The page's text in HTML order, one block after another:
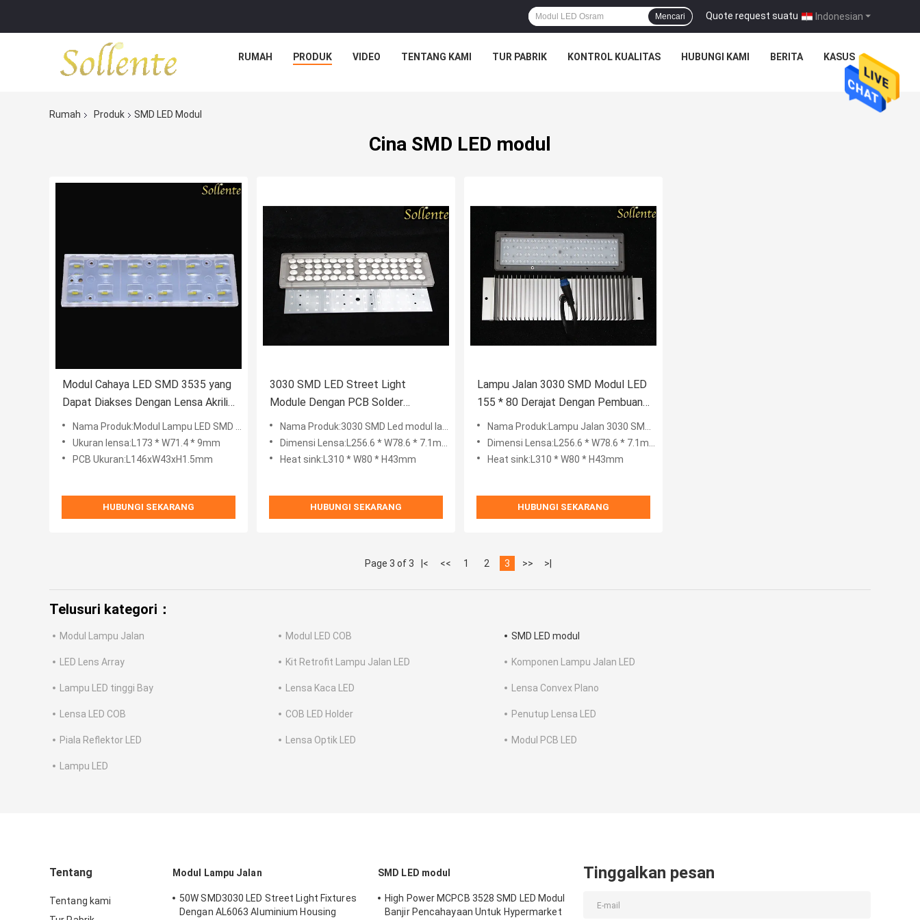
Indonesian
Quote request suatu |
Mencari
RUMAH PRODUK VIDEO TENTANG KAMI TUR PABRIK KONTROL KUALITAS HUBUNGI KAMI BERITA KASUS
Rumah Produk SMD LED Modul
Cina SMD LED modul
Modul Cahaya LED SMD 3535 yang
Dapat Diakses Dengan Lensa Akrilik
dengan Efisiensi Optik Tinggi
Nama Produk:Modul Lampu LED SMD 3535 yang Dapat Diakses dengan Lensa Optik Efisiensi Optik Tinggi
Ukuran lensa:L173 * W71.4 * 9mm
PCB Ukuran:L146xW43xH1.5mm
HUBUNGI SEKARANG
3030 SMD LED Street Light
Module Dengan PCB Solder
Lumileds LED
Nama Produk:3030 SMD Led modul lampu jalan dengan PCB solder Lumileds Led
Dimensi Lensa:L256.6 * W78.6 * 7.1mm
Heat sink:L310 * W80 * H43mm
HUBUNGI SEKARANG
Lampu Jalan 3030 SMD Modul LED
155 * 80 Derajat Dengan Pembuang
Panas 56W
Nama Produk:Lampu Jalan 3030 SMD Modul LED 155 * 80 Derajat Dengan Pembuang Panas 56W
Dimensi Lensa:L256.6 * W78.6 * 7.1mm
Heat sink:L310 * W80 * H43mm
HUBUNGI SEKARANG
Page 3 of 3 |< << 1 2 3 >> >|
Telusuri kategori：
Modul Lampu Jalan Modul LED COB SMD LED modul
LED Lens Array Kit Retrofit Lampu Jalan LED Komponen Lampu Jalan LED
Lampu LED tinggi Bay Lensa Kaca LED Lensa Convex Plano
Lensa LED COB COB LED Holder Penutup Lensa LED
Piala Reflektor LED Lensa Optik LED Modul PCB LED
Lampu LED
Tentang
Tentang kami
Modul Lampu Jalan
50W SMD3030 LED Street Light Fixtures
Dengan AL6063 Aluminium Housing
SMD LED modul
High Power MCPCB 3528 SMD LED Modul
Banjir Pencahayaan Untuk Hypermarket
Tinggalkan pesan